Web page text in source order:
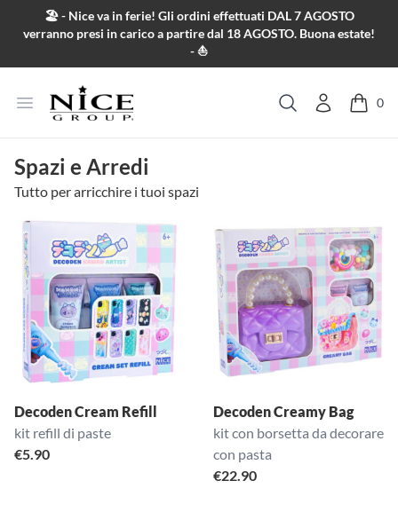
Salta al contenuto
🏖️ - Nice va in ferie! Gli ordini effettuati DAL 7 AGOSTO
verranno presi in carico a partire dal 18 AGOSTO. Buona estate!
- ⛵
Apri menu
Cerca
0
Spazi e Arredi
Tutto per arricchire i tuoi spazi
Decoden Cream Refill
kit refill di paste
€5.90
Decoden Creamy Bag
kit con borsetta da decorare
con pasta
€22.90